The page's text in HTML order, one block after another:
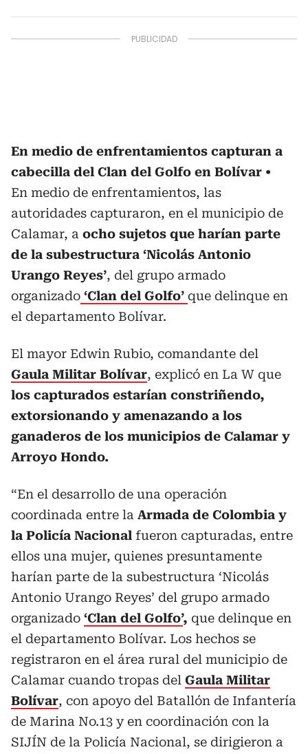
En medio de enfrentamientos capturan a
cabecilla del Clan del Golfo en Bolívar
En medio de enfrentamientos, las
autoridades capturaron, en el municipio de
Calamar, a ocho sujetos que harían parte
de la subestructura ‘Nicolás Antonio
Urango Reyes’, del grupo armado
organizado ‘Clan del Golfo’ que delinque en
el departamento Bolívar.
El mayor Edwin Rubio, comandante del
Gaula Militar Bolívar, explicó en La W que
los capturados estarían constriñendo,
extorsionando y amenazando a los
ganaderos de los municipios de Calamar y
Arroyo Hondo.
“En el desarrollo de una operación
coordinada entre la Armada de Colombia y
la Policía Nacional fueron capturadas, entre
ellos una mujer, quienes presuntamente
harían parte de la subestructura ‘Nicolás
Antonio Urango Reyes’ del grupo armado
organizado ‘Clan del Golfo’, que delinque en
el departamento Bolívar. Los hechos se
registraron en el área rural del municipio de
Calamar cuando tropas del Gaula Militar
Bolívar, con apoyo del Batallón de Infantería
de Marina No.13 y en coordinación con la
SIJÍN de la Policía Nacional, se dirigieron a